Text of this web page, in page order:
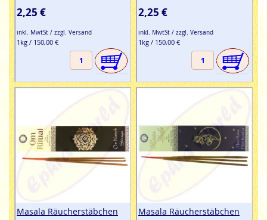
100%
2,25 €
inkl. MwtSt / zzgl. Versand
1kg / 150,00 €
100%
2,25 €
inkl. MwtSt / zzgl. Versand
1kg / 150,00 €
Masala Räucherstäbchen
Masala Räucherstäbchen